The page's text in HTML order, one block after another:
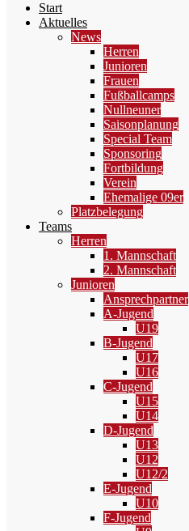
Start
Aktuelles
News
Herren
Junioren
Frauen
Fußballcamps
Nullneuner
Saisonplanung
Special Team
Sponsoring
Fortbildung
Verein
Ehemalige 09er
Platzbelegung
Teams
Herren
1. Mannschaft
2. Mannschaft
Junioren
Ansprechpartner
A-Jugend
U19
B-Jugend
U17
U16
C-Jugend
U15
U14
D-Jugend
U13
U12
U12/2
E-Jugend
U10
F-Jugend